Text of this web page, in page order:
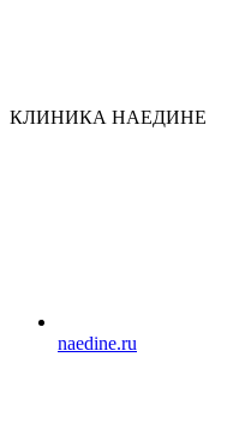
КЛИНИКА НАЕДИНЕ
naedine.ru